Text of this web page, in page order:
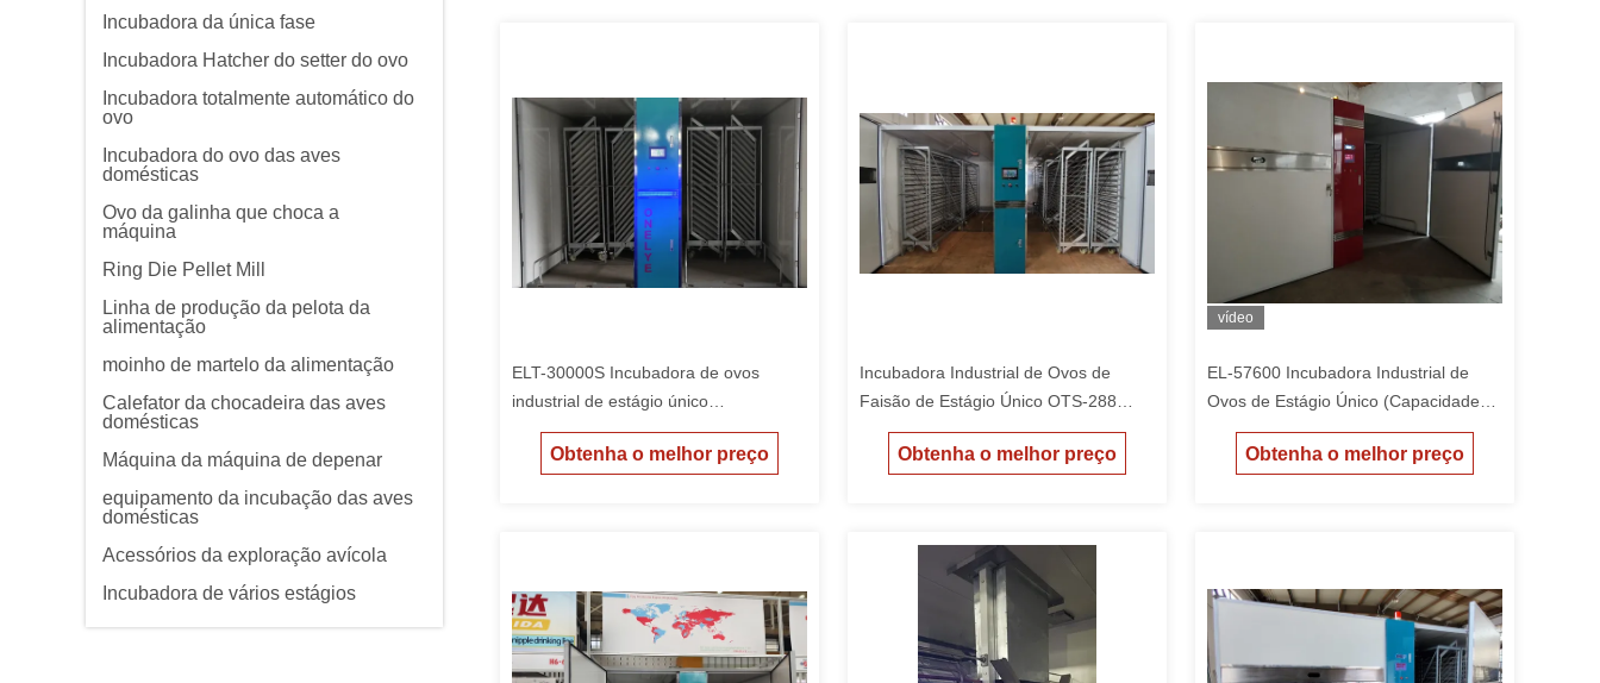
Incubadora da única fase
Incubadora Hatcher do setter do ovo
Incubadora totalmente automático do
ovo
Incubadora do ovo das aves
domésticas
Ovo da galinha que choca a
máquina
Ring Die Pellet Mill
Linha de produção da pelota da
alimentação
moinho de martelo da alimentação
Calefator da chocadeira das aves
domésticas
Máquina da máquina de depenar
equipamento da incubação das aves
domésticas
Acessórios da exploração avícola
Incubadora de vários estágios
ELT-30000S Incubadora de ovos
industrial de estágio único
Equipamento de incubação de alta
capacidade
Obtenha o melhor preço
Incubadora Industrial de Ovos de
Faisão de Estágio Único OTS-288
(Capacidade de 33.792)
Obtenha o melhor preço
vídeo
EL-57600 Incubadora Industrial de
Ovos de Estágio Único (Capacidade
de 57.600)
Obtenha o melhor preço